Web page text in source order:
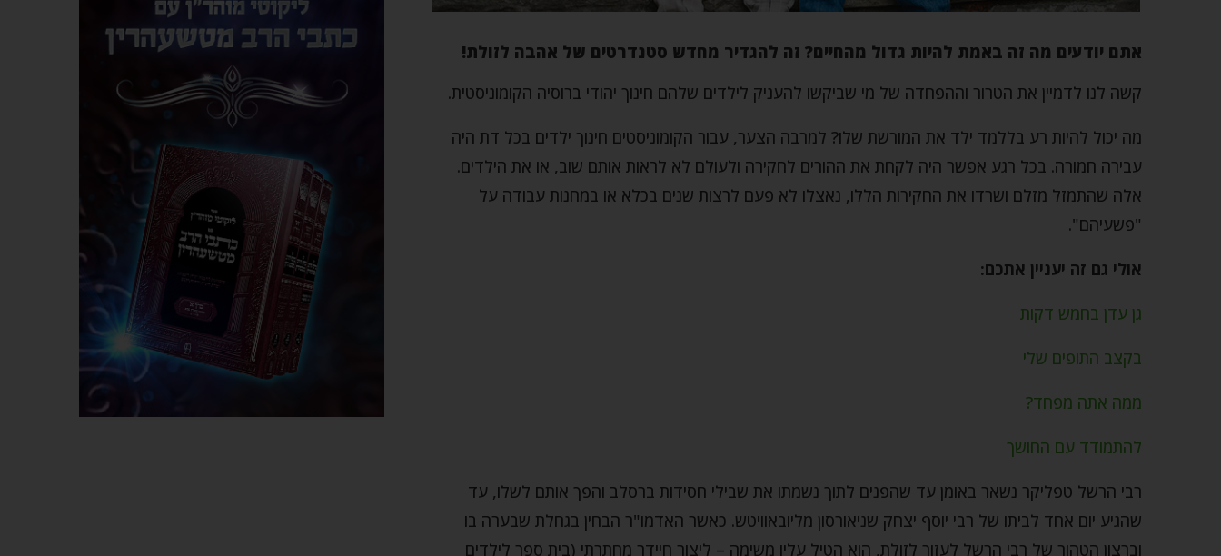
אתם יודעים מה זה באמת להיות גדול מהחיים? זה להגדיר מחדש סטנדרטים של אהבה לזולת!
קשה לנו לדמיין את הטרור וההפחדה של מי שביקשו להעניק לילדים שלהם חינוך יהודי ברוסיה הקומוניסטית.
מה יכול להיות רע בללמד ילד את המורשת שלו? למרבה הצער, עבור הקומוניסטים חינוך ילדים בכל דת היה
עבירה חמורה. בכל רגע אפשר היה לקחת את ההורים לחקירה ולעולם לא לראות אותם שוב, או את הילדים.
אלה שהתמזל מזלם ושרדו את החקירות הללו, נאצלו לא פעם לרצות שנים בכלא או במחנות עבודה על
"פשעיהם".
אולי גם זה יעניין אתכם:
גן עדן בחמש דקות
בקצב התופים שלי
ממה אתה מפחד?
להתמודד עם החושך
רבי הרשל טפליקר נשאר באומן עד שהפנים לתוך נשמתו את שבילי חסידות ברסלב והפך אותם לשלו, עד
שהגיע יום אחד לביתו של רבי יוסף יצחק שניאורסון מליובאוויטש. כאשר האדמו"ר הבחין בגחלת שבערה בו
וברצון הטהור של רבי הרשל לעזור לזולת, הוא הטיל עליו משימה – ליצור חיידר מחתרתי (בית ספר לילדים